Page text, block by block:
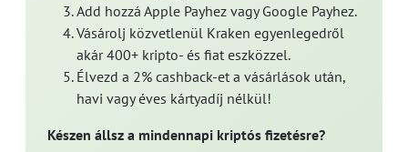
Add hozzá Apple Payhez vagy Google Payhez.
Vásárolj közvetlenül Kraken egyenlegedről
akár 400+ kripto- és fiat eszközzel.
Élvezd a 2% cashback-et a vásárlások után,
havi vagy éves kártyadíj nélkül!
Készen állsz a mindennapi kriptós fizetésre?